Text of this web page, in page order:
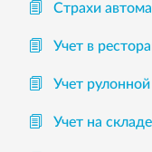
Страхи
Учет в
Учет
Учет на складе